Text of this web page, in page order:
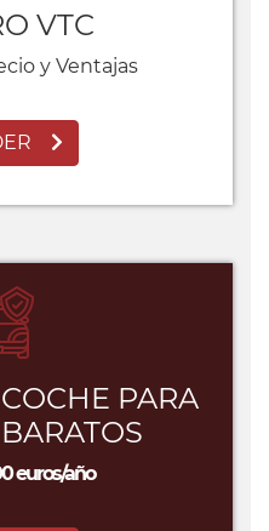
VTC
y Ventajas
PARA
euros/año